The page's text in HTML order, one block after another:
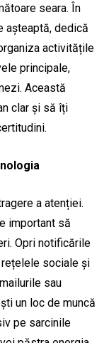
seara. În
așteaptă, dedică
activitățile
principale,
Această
clar și să îți
a atenției.
important să
Opri notificările
sociale și
sau
un loc de muncă
pe sarcinile